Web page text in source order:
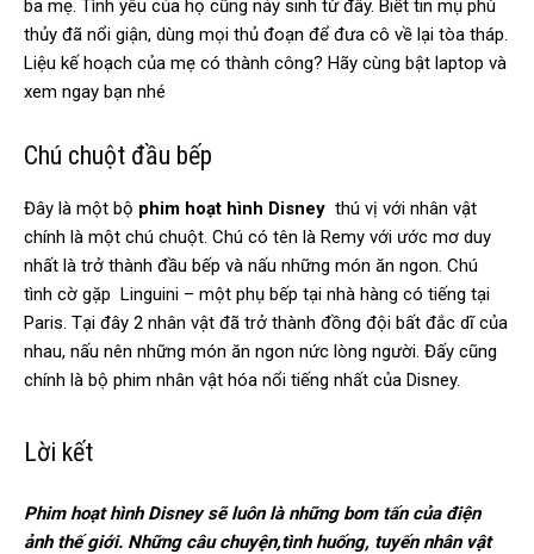
ba mẹ. Tình yêu của họ cũng nảy sinh từ đây. Biết tin mụ phù
thủy đã nổi giận, dùng mọi thủ đoạn để đưa cô về lại tòa tháp.
Liệu kế hoạch của mẹ có thành công? Hãy cùng bật laptop và
xem ngay bạn nhé
Chú chuột đầu bếp
Đây là một bộ phim hoạt hình Disney thú vị với nhân vật
chính là một chú chuột. Chú có tên là Remy với ước mơ duy
nhất là trở thành đầu bếp và nấu những món ăn ngon. Chú
tình cờ gặp Linguini – một phụ bếp tại nhà hàng có tiếng tại
Paris. Tại đây 2 nhân vật đã trở thành đồng đội bất đắc dĩ của
nhau, nấu nên những món ăn ngon nức lòng người. Đấy cũng
chính là bộ phim nhân vật hóa nổi tiếng nhất của Disney.
Lời kết
Phim hoạt hình Disney sẽ luôn là những bom tấn của điện
ảnh thế giới. Những câu chuyện,tình huống, tuyến nhân vật